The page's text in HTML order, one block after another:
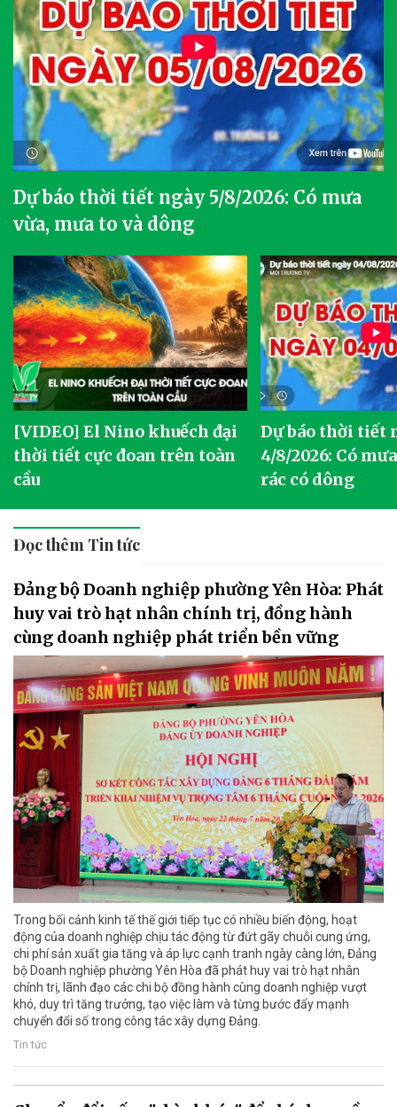
Dự báo thời tiết ngày 5/8/2026: Có mưa
vừa, mưa to và dông
[VIDEO] El Nino khuếch đại
thời tiết cực đoan trên toàn
cầu
Dự báo thời tiết
4/8/2026: Có
rác có dông
Đọc thêm Tin tức
Đảng bộ Doanh nghiệp phường Yên Hòa: Phát
huy vai trò hạt nhân chính trị, đồng hành
cùng doanh nghiệp phát triển bền vững
Trong bối cảnh kinh tế thế giới tiếp tục có nhiều biến động, hoạt
động của doanh nghiệp chịu tác động từ đứt gãy chuỗi cung ứng,
chi phí sản xuất gia tăng và áp lực cạnh tranh ngày càng lớn, Đảng
bộ Doanh nghiệp phường Yên Hòa đã phát huy vai trò hạt nhân
chính trị, lãnh đạo các chi bộ đồng hành cùng doanh nghiệp vượt
khó, duy trì tăng trưởng, tạo việc làm và từng bước đẩy mạnh
chuyển đổi số trong công tác xây dựng Đảng.
Tin tức